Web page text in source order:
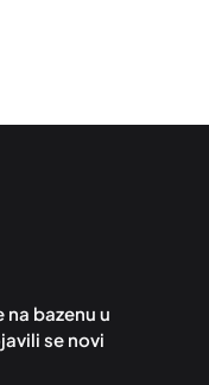
na bazenu u
se novi